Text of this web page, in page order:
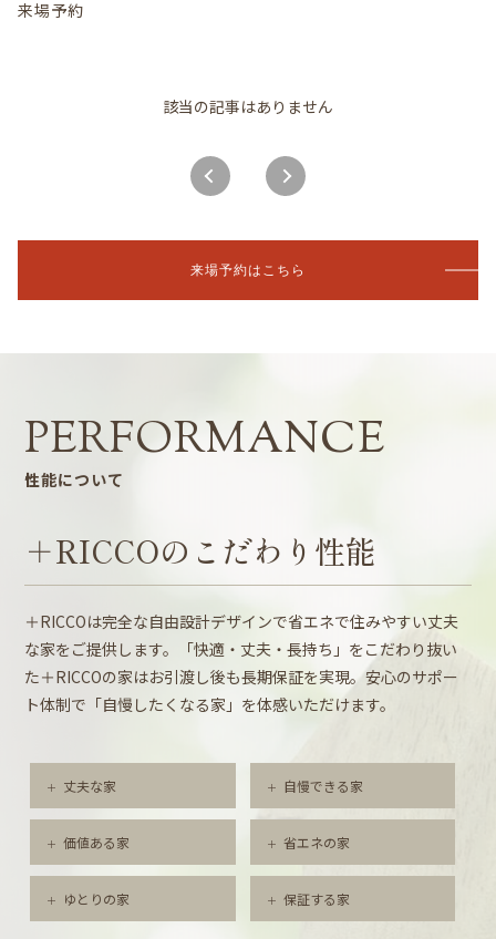
来場予約
該当の記事はありません
来場予約はこちら
性能について
＋RICCOのこだわり性能
＋RICCOは完全な自由設計デザインで省エネで住みやすい丈夫
な家をご提供します。「快適・丈夫・長持ち」をこだわり抜い
た＋RICCOの家はお引渡し後も長期保証を実現。安心のサポー
ト体制で「自慢したくなる家」を体感いただけます。
丈夫な家 自慢できる家
価値ある家 省エネの家
ゆとりの家 保証する家